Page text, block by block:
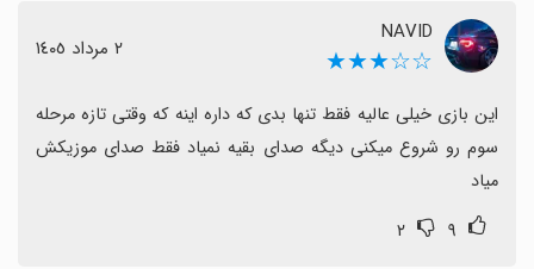
NAVID
☆☆★★★ ٢ مرداد ١٤٠٥
میاد
۹ ۲